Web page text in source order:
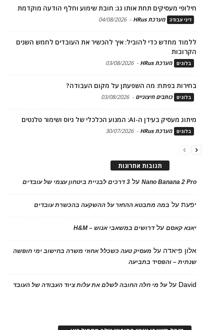
חילופי מעסיקים תחת אותו גג: חובת שימוע וחלף הודעה מוקדמת
דיני עבודה מערכת HRus -
04/08/2026
ללמוד מחדש כדי להוביל: איך להכשיר את העובדים לחמש השנים
הקרובות
בלוגים מערכת HRus -
03/08/2026
בחירות בפתח: מה השפעתן על מקום העבודה?
בלוגים כותבים חיצוניים -
03/08/2026
מיתוג מעסיק בעידן ה-AI: המנוע הכלכלי של גיוס ושימור טלנטים
בלוגים מערכת HRus -
30/07/2026
תגובות אחרונות
Nano Banana 2 Proעל 3 דרכים לבניית ביטחון עצמי של עובדים
יפעתעל במה מתבטא ההחזר על ההשקעה בהכשרת עובדים
יאנא קאסםעלדרושים במשאבי אנוש – H&M
אלון פיאדה על מעסיק טעה כשכלל אחוזי משרה בחישוב ימי חופשה
שנתית – והפסיד בתביעה
David עלעל מי חלה החובה לשלם את עלות ציוד העבודה של העובד